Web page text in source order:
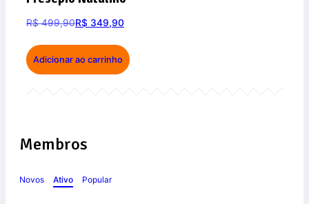
R$499,90R$ 349,90
Adicionar ao carrinho
Membros
Novos Ativo Popular